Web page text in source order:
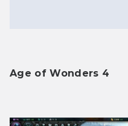
Age of Wonders 4